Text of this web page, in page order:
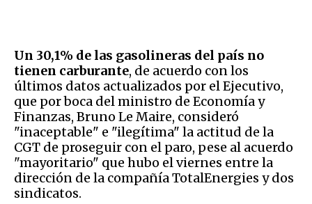
Un 30,1% de las gasolineras del país no
tienen carburante, de acuerdo con los
últimos datos actualizados por el Ejecutivo,
que por boca del ministro de Economía y
Finanzas, Bruno Le Maire, consideró
"inaceptable" e "ilegítima" la actitud de la
CGT de proseguir con el paro, pese al acuerdo
"mayoritario" que hubo el viernes entre la
dirección de la compañía TotalEnergies y dos
sindicatos.